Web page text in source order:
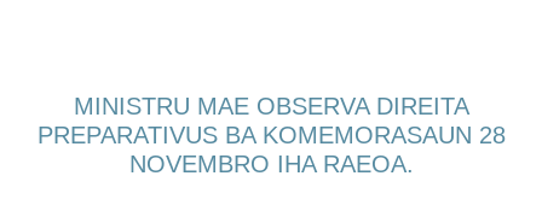
MINISTRU MAE OBSERVA DIREITA
PREPARATIVUS BA KOMEMORASAUN 28
NOVEMBRO IHA RAEOA.